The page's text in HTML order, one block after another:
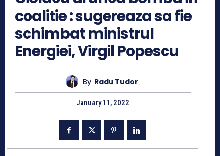
coalitie : sugereaza sa fie
schimbat ministrul
Energiei, Virgil Popescu
By Radu Tudor
January 11, 2022